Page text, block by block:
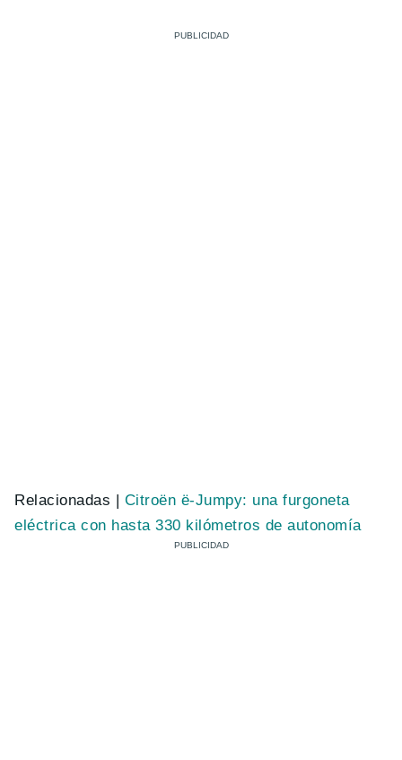
Relacionadas | Citroën ë-Jumpy: una furgoneta
eléctrica con hasta 330 kilómetros de autonomía